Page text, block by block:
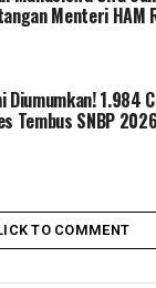
timbul
Penting
ditentukan
yang ada,”
Sekolah
bahwa
tidak perlu
dukungan dan
Menteri HAM
Diumumkan! 1.984
Tembus SNBP
TO COMMENT